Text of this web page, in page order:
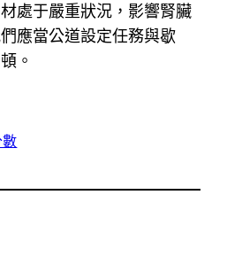
處于嚴重狀況，影響腎臟
應當公道設定任務與歇
。